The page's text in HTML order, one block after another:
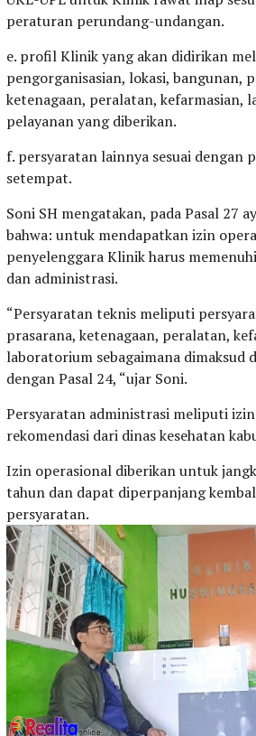
peraturan perundang-undangan.
e. profil Klinik yang akan didirikan
pengorganisasian, lokasi, bangunan,
ketenagaan, peralatan, kefarmasian,
pelayanan yang diberikan.
f. persyaratan lainnya sesuai dengan
setempat.
Soni SH mengatakan, pada Pasal 27
bahwa: untuk mendapatkan izin
penyelenggara Klinik harus
dan administrasi.
“Persyaratan teknis meliputi
prasarana, ketenagaan, peralatan,
laboratorium sebagaimana dimaksud
dengan Pasal 24, “ujar Soni.
Persyaratan administrasi meliputi
rekomendasi dari dinas kesehatan
Izin operasional diberikan untuk
tahun dan dapat diperpanjang
persyaratan.